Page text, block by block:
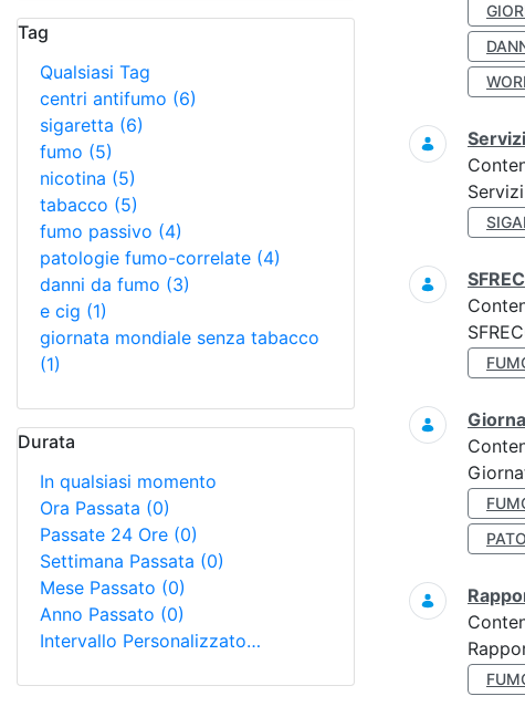
Tag
Qualsiasi Tag
centri antifumo (6)
sigaretta (6)
fumo (5)
nicotina (5)
tabacco (5)
fumo passivo (4)
patologie fumo-correlate (4)
danni da fumo (3)
e cig (1)
giornata mondiale senza tabacco
(1)
Durata
In qualsiasi momento
Ora Passata (0)
Passate 24 Ore (0)
Settimana Passata (0)
Mese Passato (0)
Anno Passato (0)
Intervallo Personalizzato…